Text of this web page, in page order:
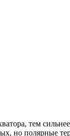
тем сильнее
но полярные